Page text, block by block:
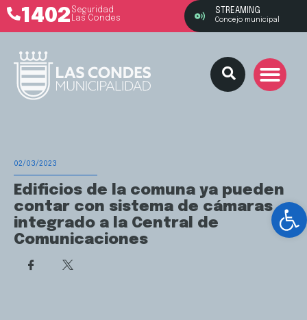
1402 Seguridad
Las Condes
STREAMING
Concejo municipal
02/03/2023
Edificios de la comuna ya pueden
contar con sistema de cámaras
integrado a la Central de
Comunicaciones